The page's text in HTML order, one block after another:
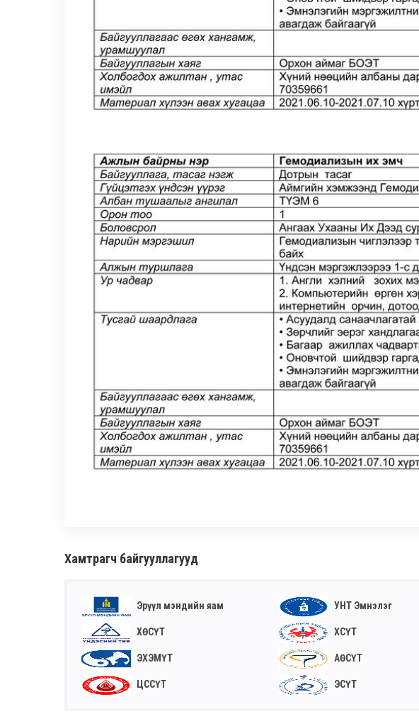
Хамтрагч байгууллагууд
Эрүүл мэндийн яам УНТ Эмнэлэг
ХӨСҮТ ХСҮТ
ЭХЭМҮТ АӨСҮТ
ЦССҮТ ЭСҮТ